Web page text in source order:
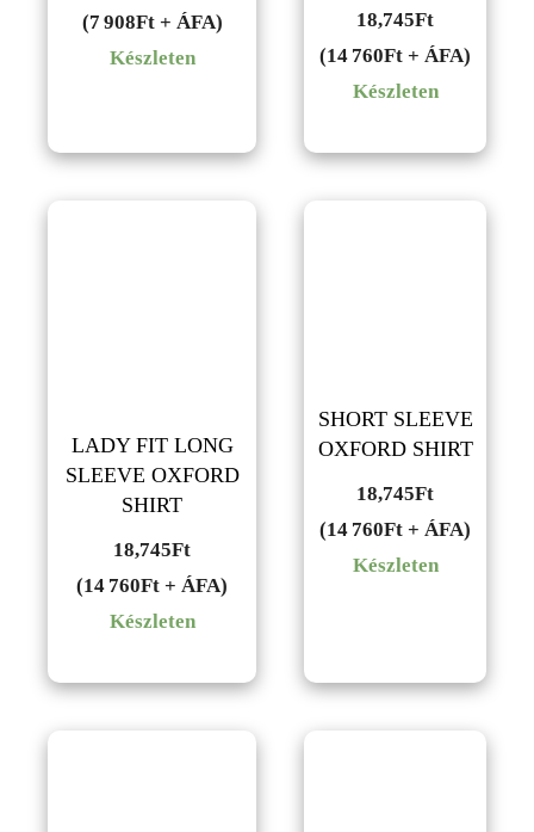
(7 908Ft + ÁFA)
Készleten
18,745Ft
(14 760Ft + ÁFA)
Készleten
LADY FIT LONG
SLEEVE OXFORD
SHIRT
18,745Ft
(14 760Ft + ÁFA)
Készleten
SHORT SLEEVE
OXFORD SHIRT
18,745Ft
(14 760Ft + ÁFA)
Készleten